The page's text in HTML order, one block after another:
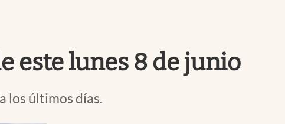
este lunes 8 de junio
los últimos días.